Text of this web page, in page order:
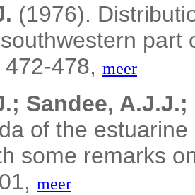
(1976).
472-478, meer
Sandee,
of the
some remarks
meer